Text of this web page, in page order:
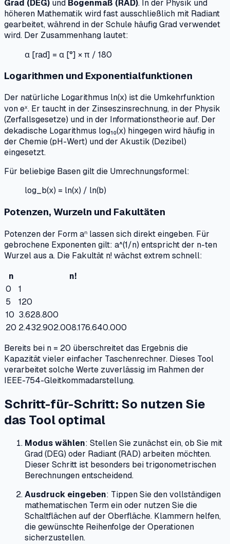
Grad (DEG) und Bogenmaß (RAD). In der Physik und
höheren Mathematik wird fast ausschließlich mit Radiant
gearbeitet, während in der Schule häufig Grad verwendet
wird. Der Zusammenhang lautet:
α [rad] = α [°] × π / 180
Logarithmen und Exponentialfunktionen
Der natürliche Logarithmus ln(x) ist die Umkehrfunktion
von eˣ. Er taucht in der Zinseszinsrechnung, in der Physik
(Zerfallsgesetze) und in der Informationstheorie auf. Der
dekadische Logarithmus log₁₀(x) hingegen wird häufig in
der Chemie (pH-Wert) und der Akustik (Dezibel)
eingesetzt.
Für beliebige Basen gilt die Umrechnungsformel:
log_b(x) = ln(x) / ln(b)
Potenzen, Wurzeln und Fakultäten
Potenzen der Form aⁿ lassen sich direkt eingeben. Für
gebrochene Exponenten gilt: a^(1/n) entspricht der n-ten
Wurzel aus a. Die Fakultät n! wächst extrem schnell:
n
n!
0
1
5
120
10 3.628.800
20 2.432.902.008.176.640.000
Bereits bei n = 20 überschreitet das Ergebnis die
Kapazität vieler einfacher Taschenrechner. Dieses Tool
verarbeitet solche Werte zuverlässig im Rahmen der
IEEE-754-Gleitkommadarstellung.
Schritt-für-Schritt: So nutzen Sie
das Tool optimal
Modus wählen: Stellen Sie zunächst ein, ob Sie mit
Grad (DEG) oder Radiant (RAD) arbeiten möchten.
Dieser Schritt ist besonders bei trigonometrischen
Berechnungen entscheidend.
Ausdruck eingeben: Tippen Sie den vollständigen
mathematischen Term ein oder nutzen Sie die
Schaltflächen auf der Oberfläche. Klammern helfen,
die gewünschte Reihenfolge der Operationen
sicherzustellen.